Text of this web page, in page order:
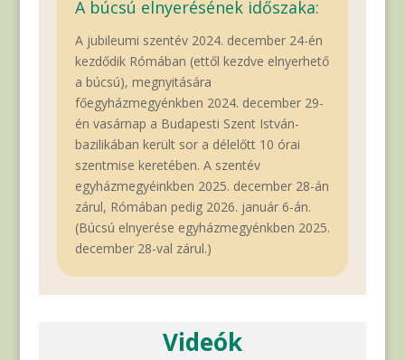
A búcsú elnyerésének időszaka:
A jubileumi szentév 2024. december 24-én
kezdődik Rómában (ettől kezdve elnyerhető
a búcsú), megnyitására
főegyházmegyénkben 2024. december 29-
én vasárnap a Budapesti Szent István-
bazilikában került sor a délelőtt 10 órai
szentmise keretében. A szentév
egyházmegyéinkben 2025. december 28-án
zárul, Rómában pedig 2026. január 6-án.
(Búcsú elnyerése egyházmegyénkben 2025.
december 28-val zárul.)
Videók